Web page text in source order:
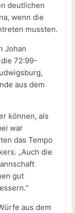
deutlichen
wenn die
mussten.
Johan
72:99-
aus dem
können, als
war
das Tempo
„Auch die
gut
aus dem